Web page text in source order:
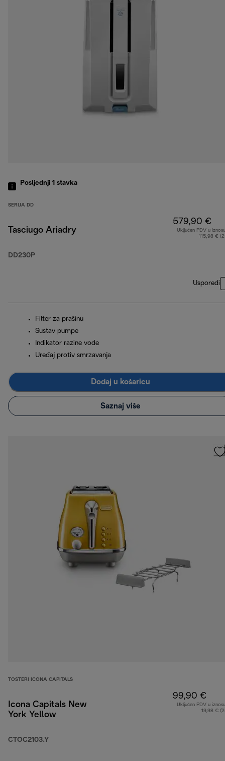
Posljednji 1 stavka
SERIJA DD
Tasciugo Ariadry
DD230P
579,90 €
Uključen PDV u
115,98 €
Usporedi
Filter za prašinu
Sustav pumpe
Indikator razine vode
Uređaj protiv smrzavanja
Dodaj u košaricu
Saznaj više
TOSTERI ICONA CAPITALS
Icona Capitals New
York Yellow
CTOC2103.Y
99,90 €
Uključen PDV u
19,98 €